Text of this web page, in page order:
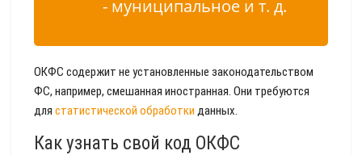
- муниципальное и т. д.
ОКФС содержит не установленные законодательством
ФС, например, смешанная иностранная. Они требуются
для статистической обработки данных.
Как узнать свой код ОКФС